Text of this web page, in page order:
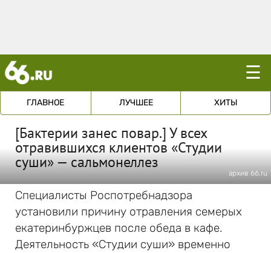
☰
ГЛАВНОЕ ЛУЧШЕЕ ХИТЫ
[Бактерии занес повар.] У всех
отравившихся клиентов «Студии
суши» — сальмонеллез
архив 66.ru
Специалисты Роспотребнадзора
установили причину отравления семерых
екатеринбуржцев после обеда в кафе.
Деятельность «Студии суши» временно